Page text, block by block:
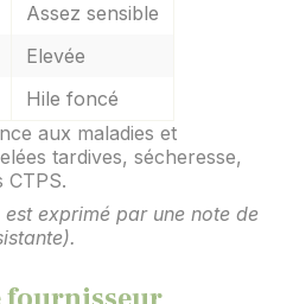
Assez sensible
Elevée
Hile foncé
aux maladies et
tardives, sécheresse,
CTPS.
exprimé par une note de